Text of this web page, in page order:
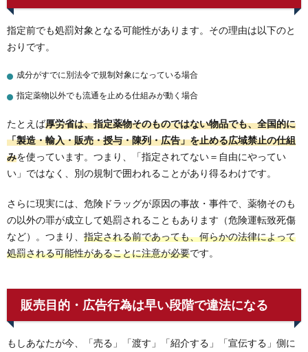
指定前でも処罰対象となる可能性があります。その理由は以下のと
おりです。
成分がすでに別法令で規制対象になっている場合
指定薬物以外でも流通を止める仕組みが動く場合
たとえば厚労省は、指定薬物そのものではない物品でも、全国的に
「製造・輸入・販売・授与・陳列・広告」を止める広域禁止の仕組
みを使っています。つまり、「指定されてない＝自由にやってい
い」ではなく、別の規制で囲われることがあり得るわけです。
さらに現実には、危険ドラッグが原因の事故・事件で、薬物そのも
の以外の罪が成立して処罰されることもあります（危険運転致死傷
など）。つまり、 指定される前であっても、何らかの法律によって
処罰される可能性があることに注意が必要です。
販売目的・広告行為は早い段階で違法になる
もしあなたが今、「売る」「渡す」「紹介する」「宣伝する」側に